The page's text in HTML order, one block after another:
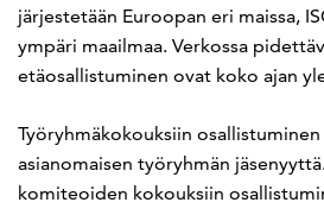
järjestetään Euroopan eri maissa,
ympäri maailmaa. Verkossa
etäosallistuminen ovat koko ajan
Työryhmäkokouksiin
asianomaisen työryhmän
komiteoiden kokouksiin